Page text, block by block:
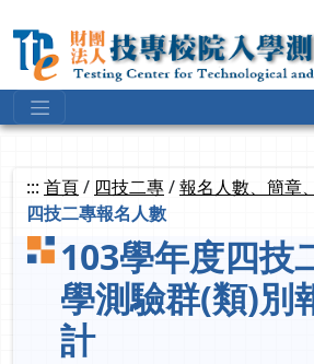
到
要
::: 首頁/ 四技二專/報名人數、簡章
四技二專報名人數
103學年度四技
學測驗群(類)別
計